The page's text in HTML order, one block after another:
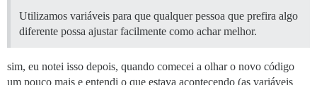
Utilizamos variáveis para que qualquer pessoa que prefira algo
diferente possa ajustar facilmente como achar melhor.
sim, eu notei isso depois, quando comecei a olhar o novo código
um pouco mais e entendi o que estava acontecendo (as variáveis